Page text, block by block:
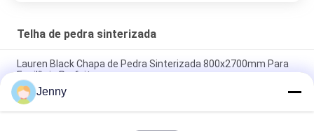
Telha de pedra sinterizada
Lauren Black Chapa de Pedra Sinterizada 800x2700mm Para
Equilíbrio Perfeito
Isolamento térmico Chapa de pedra sinterizada Serenata de
outono Têxteis Tapete de mesa
Jenny